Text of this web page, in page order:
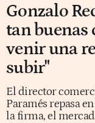
Gonzalo
tan buenas
venir una
subir"
El director
Paramés repasa
la firma, el